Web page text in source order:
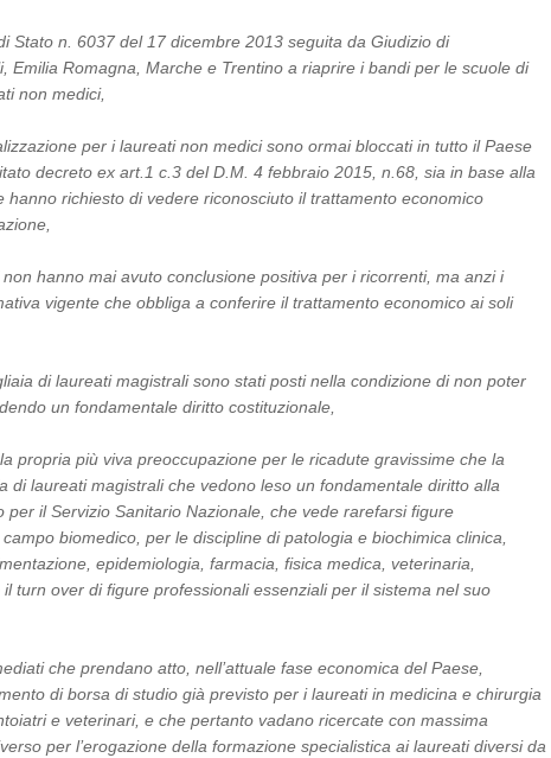
Stato n. 6037 del 17 dicembre 2013 seguita da Giudizio di
Romagna, Marche e Trentino a riaprire i bandi per le scuole di
non medici,
per i laureati non medici sono ormai bloccati in tutto il Paese
decreto ex art.1 c.3 del D.M. 4 febbraio 2015, n.68, sia in base alla
richiesto di vedere riconosciuto il trattamento economico
hanno mai avuto conclusione positiva per i ricorrenti, ma anzi i
vigente che obbliga a conferire il trattamento economico ai soli
di laureati magistrali sono stati posti nella condizione di non poter
un fondamentale diritto costituzionale,
propria più viva preoccupazione per le ricadute gravissime che la
laureati magistrali che vedono leso un fondamentale diritto alla
il Servizio Sanitario Nazionale, che vede rarefarsi figure
biomedico, per le discipline di patologia e biochimica clinica,
epidemiologia, farmacia, fisica medica, veterinaria,
turn over di figure professionali essenziali per il sistema nel suo
che prendano atto, nell’attuale fase economica del Paese,
di borsa di studio già previsto per i laureati in medicina e chirurgia
e veterinari, e che pertanto vadano ricercate con massima
per l’erogazione della formazione specialistica ai laureati diversi da